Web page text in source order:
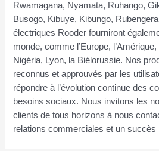
Rwamagana, Nyamata, Ruhango,
Busogo, Kibuye, Kibungo,
électriques Rooder fourniront
monde, comme l’Europe,
Nigéria, Lyon, la Biélorussie. Nos
reconnus et approuvés par les
répondre à l’évolution continue des
besoins sociaux. Nous invitons les
clients de tous horizons à nous
relations commerciales et un succès